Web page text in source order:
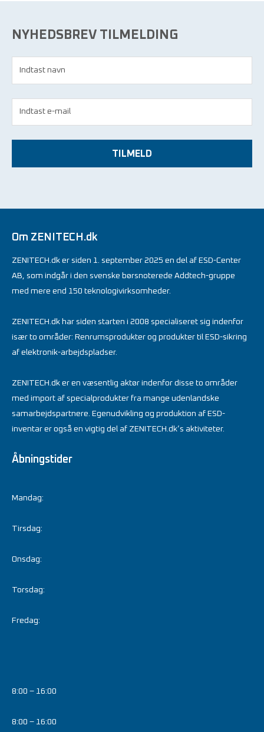
NYHEDSBREV TILMELDING
TILMELD
Om ZENITECH.dk
ZENITECH.dk er siden 1. september 2025 en del af ESD-Center
AB, som indgår i den svenske børsnoterede Addtech-gruppe
med mere end 150 teknologivirksomheder.
ZENITECH.dk har siden starten i 2008 specialiseret sig indenfor
især to områder: Renrumsprodukter og produkter til ESD-sikring
af elektronik-arbejdspladser.
ZENITECH.dk er en væsentlig aktør indenfor disse to områder
med import af specialprodukter fra mange udenlandske
samarbejdspartnere. Egenudvikling og produktion af ESD-
inventar er også en vigtig del af ZENITECH.dk’s aktiviteter.
Åbningstider
Mandag:
Tirsdag:
Onsdag:
Torsdag:
Fredag:
8:00 – 16:00
8:00 – 16:00